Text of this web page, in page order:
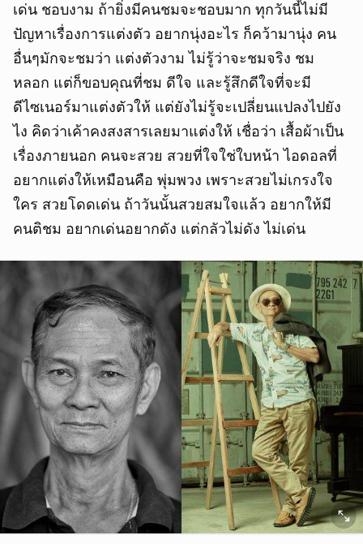
เด่น ชอบงาม ถ้ายิ่งมีคนชมจะชอบมาก ทุกวันนี้ไม่มี
ปัญหาเรื่องการแต่งตัว อยากนุ่งอะไร ก็คว้ามานุ่ง คน
อื่นๆมักจะชมว่า แต่งตัวงาม ไม่รู้ว่าจะชมจริง ชม
หลอก แต่ก็ขอบคุณที่ชม ดีใจ และรู้สึกดีใจที่จะมี
ดีไซเนอร์มาแต่งตัวให้ แต่ยังไม่รู้จะเปลี่ยนแปลงไปยัง
ไง คิดว่าเค้าคงสงสารเลยมาแต่งให้ เชื่อว่า เสื้อผ้าเป็น
เรื่องภายนอก คนจะสวย สวยที่ใจใช่ใบหน้า ไอดอลที่
อยากแต่งให้เหมือนคือ พุ่มพวง เพราะสวยไม่เกรงใจ
ใคร สวยโดดเด่น ถ้าวันนั้นสวยสมใจแล้ว อยากให้มี
คนติชม อยากเด่นอยากดัง แต่กลัวไม่ดัง ไม่เด่น